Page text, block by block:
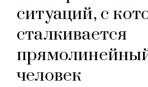
ситуаций, с
сталкивается
человек